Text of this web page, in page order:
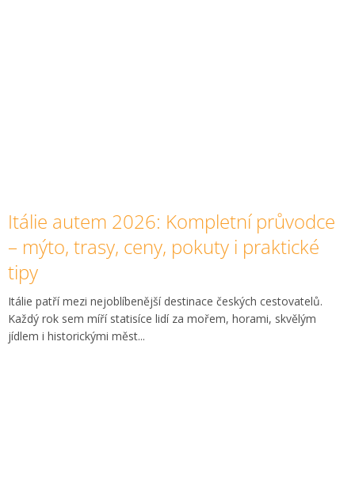
Itálie autem 2026: Kompletní průvodce
– mýto, trasy, ceny, pokuty i praktické
tipy
Itálie patří mezi nejoblíbenější destinace českých cestovatelů.
Každý rok sem míří statisíce lidí za mořem, horami, skvělým
jídlem i historickými měst...